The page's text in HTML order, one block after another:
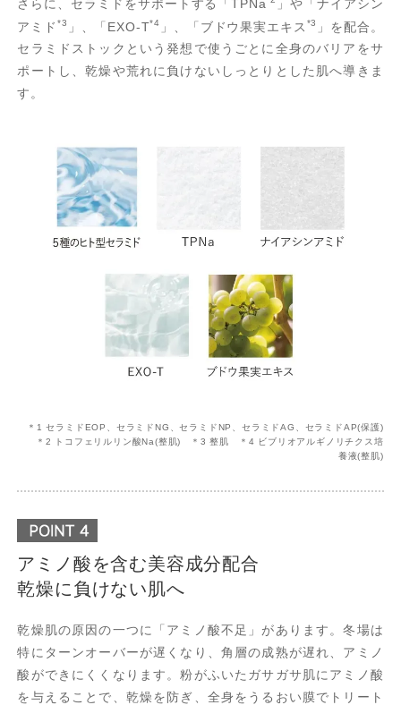
さらに、セラミドをサポートする「TPNa
」や「ナイアシン
アミド *3 」、「EXO-T*4 」、「ブドウ果実エキス *3
」を配合。
セラミドストックという発想で使うごとに全身のバリアをサ
ポートし、乾燥や荒れに負けないしっとりとした肌へ導きま
す。
＊1 セラミドEOP、セラミドNG、セラミドNP、セラミドAG、セラミドAP(保護)
＊2 トコフェリルリン酸Na(整肌) ＊3 整肌 ＊4 ビブリオアルギノリチクス培
養液(整肌)
アミノ酸を含む美容成分配合
乾燥に負けない肌へ
乾燥肌の原因の一つに「アミノ酸不足」があります。冬場は
特にターンオーバーが遅くなり、角層の成熟が遅れ、アミノ
酸ができにくくなります。粉がふいたガサガサ肌にアミノ酸
を与えることで、乾燥を防ぎ、全身をうるおい膜でトリート